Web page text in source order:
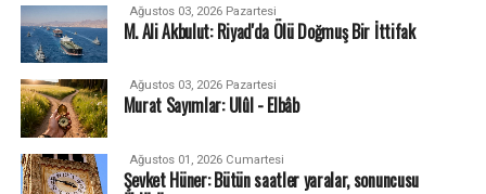
Ağustos 03, 2026 Pazartesi
M. Ali Akbulut: Riyad'da Ölü Doğmuş Bir İttifak
Ağustos 03, 2026 Pazartesi
Murat Sayımlar: Ulûl - Elbâb
Ağustos 01, 2026 Cumartesi
Şevket Hüner: Bütün saatler yaralar, sonuncusu